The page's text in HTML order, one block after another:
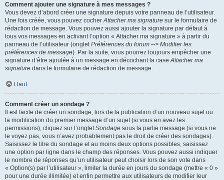
Comment ajouter une signature à mes messages ?
Vous devez d’abord créer une signature depuis votre panneau de l’utilisateur.
Une fois créée, vous pouvez cocherAttacher ma signature sur le formulaire de
rédaction de message. Vous pouvez aussi ajouter la signature par défaut à
tous vos messages en activant l’option « Attacher ma signature » à partir du
panneau de l’utilisateur (ongletPréférences du forum --> Modifier les
préférences de message). Par la suite, vous pourrez toujours empêcher une
signature d’être ajoutée à un message en décochant la caseAttacher ma
signature dans le formulaire de rédaction de message.
Haut
Comment créer un sondage ?
Il est facile de créer un sondage, lors de la publication d’un nouveau sujet ou
la modification du premier message d’un sujet (si vous en avez les
permissions), cliquez sur l’ongletSondage sous la partie message (si vous ne
le voyez pas, vous n’avez probablement pas le droit de créer des sondages).
Saisissez le titre du sondage et au moins deux options possibles, saisissez
une option par ligne dans le champ des réponses. Vous pouvez aussi indiquer
le nombre de réponses qu’un utilisateur peut choisir lors de son vote dans
« Option(s) par l’utilisateur », limiter la durée en jours du sondage (mettre « 0 »
pour une durée illimitée) et enfin permettre aux utilisateurs de modifier leur